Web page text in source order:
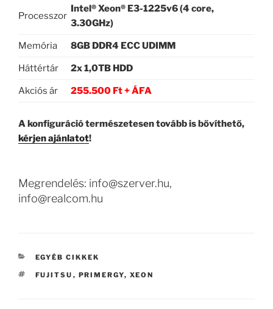
Processzor
Intel® Xeon® E3-1225v6 (4 core,
3.30GHz)
Memória 8GB DDR4 ECC UDIMM
Háttértár 2x 1,0TB HDD
Akciós ár 255.500 Ft + ÁFA
A konfiguráció természetesen tovább is bővíthető,
kérjen ajánlatot!
Megrendelés: info@szerver.hu,
info@realcom.hu
KATEGÓRIÁK
EGYÉB CIKKEK
CÍMKÉK
FUJITSU , PRIMERGY, XEON